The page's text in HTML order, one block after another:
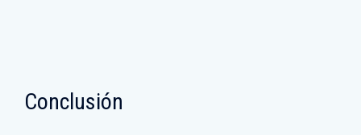
Conclusión